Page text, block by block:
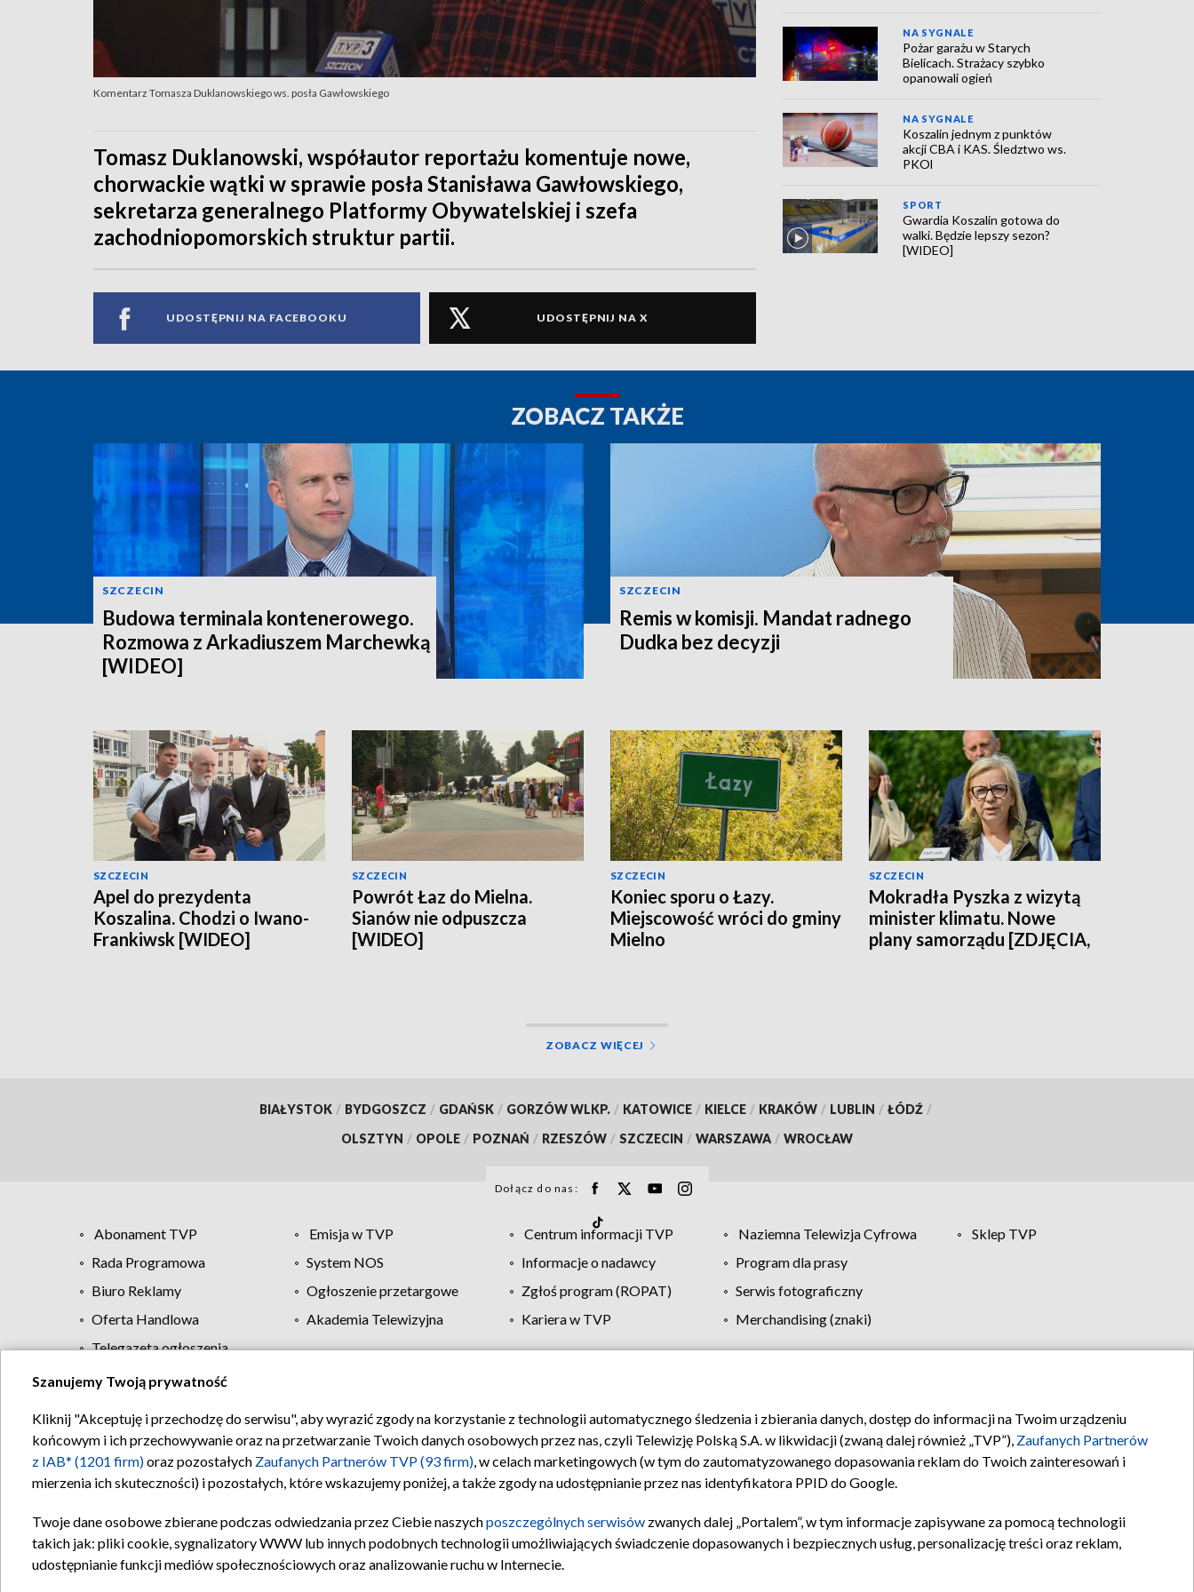
Komentarz Tomasza Duklanowskiego ws. posła Gawłowskiego
Tomasz Duklanowski, współautor reportażu komentuje nowe,
chorwackie wątki w sprawie posła Stanisława Gawłowskiego,
sekretarza generalnego Platformy Obywatelskiej i szefa
zachodniopomorskich struktur partii.
UDOSTĘPNIJ NA FACEBOOKU UDOSTĘPNIJ NA X
NA SYGNALE
Pożar garażu w Starych
Bielicach. Strażacy szybko
opanowali ogień
NA SYGNALE
Koszalin jednym z punktów
akcji CBA i KAS. Śledztwo ws.
PKOl
SPORT
Gwardia Koszalin gotowa do
walki. Będzie lepszy sezon?
[WIDEO]
ZOBACZ TAKŻE
SZCZECIN
Budowa terminala kontenerowego.
Rozmowa z Arkadiuszem Marchewką
[WIDEO]
SZCZECIN
Remis w komisji. Mandat radnego
Dudka bez decyzji
SZCZECIN
Apel do prezydenta
Koszalina. Chodzi o Iwano-
Frankiwsk [WIDEO]
SZCZECIN
Powrót Łaz do Mielna.
Sianów nie odpuszcza
[WIDEO]
SZCZECIN
Koniec sporu o Łazy.
Miejscowość wróci do gminy
Mielno
SZCZECIN
Mokradła Pyszka z wizytą
minister klimatu. Nowe
plany samorządu [ZDJĘCIA,
ZOBACZ WIĘCEJ
BIAŁYSTOK / BYDGOSZCZ / GDAŃSK / GORZÓW WLKP. / KATOWICE / KIELCE / KRAKÓW / LUBLIN / ŁÓDŹ /
OLSZTYN / OPOLE / POZNAŃ / RZESZÓW / SZCZECIN / WARSZAWA / WROCŁAW
Dołącz do nas:
Abonament TVP Emisja w TVP Centrum informacji TVP Naziemna Telewizja Cyfrowa
Sklep TVP
Rada Programowa
System NOS Informacje o nadawcy
Program dla prasy
Biuro Reklamy
Ogłoszenie przetargowe Zgłoś program (ROPAT)
Serwis fotograficzny
Oferta Handlowa
Akademia Telewizyjna Kariera w TVP
Merchandising (znaki)
Telegazeta ogłoszenia
Regulamin TVP Polityka prywatności Moje zgody Pomoc Biuro reklamy Kontakt
Szanujemy Twoją prywatność
Kliknij "Akceptuję i przechodzę do serwisu", aby wyrazić zgody na korzystanie z technologii automatycznego śledzenia i zbierania danych, dostęp do informacji na Twoim urządzeniu
końcowym i ich przechowywanie oraz na przetwarzanie Twoich danych osobowych przez nas, czyli Telewizję Polską S.A. w likwidacji (zwaną dalej również „TVP”), Zaufanych Partnerów
z IAB* (1201 firm)oraz pozostałych Zaufanych Partnerów TVP (93 firm), w celach marketingowych (w tym do zautomatyzowanego dopasowania reklam do Twoich zainteresowań i
mierzenia ich skuteczności) i pozostałych, które wskazujemy poniżej, a także zgody na udostępnianie przez nas identyfikatora PPID do Google.
Twoje dane osobowe zbierane podczas odwiedzania przez Ciebie naszychposzczególnych serwisów zwanych dalej „Portalem”, w tym informacje zapisywane za pomocą technologii
takich jak: pliki cookie, sygnalizatory WWW lub innych podobnych technologii umożliwiających świadczenie dopasowanych i bezpiecznych usług, personalizację treści oraz reklam,
udostępnianie funkcji mediów społecznościowych oraz analizowanie ruchu w Internecie.